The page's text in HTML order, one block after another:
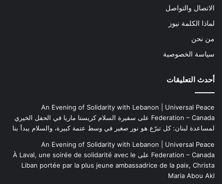
الاتصال والتواصل
لماذا الكلمة نيوز
من نحن
سياسة الخصوصية
أحدث التعليقات
An Evening of Solidarity with Lebanon | Universal Peace
Federation – Canada على سفيرة السلام كريستا ماريا في الحفل الخيري
لمساعدة لبنان: كل تبرّع هو نور صغير في وسط عتمة كبيرة، والسلام يبدأ بنا
An Evening of Solidarity with Lebanon | Universal Peace
Federation – Canada على À Laval, une soirée de solidarité avec le
Liban portée par la plus jeune ambassadrice de la paix, Christa
Maria Abou Akl